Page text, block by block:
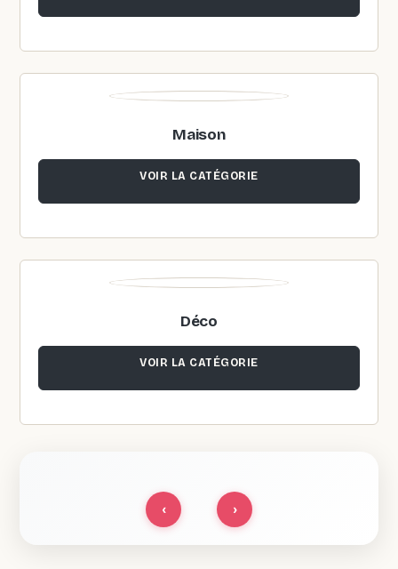
Maison
VOIR LA CATÉGORIE
Déco
VOIR LA CATÉGORIE
‹ ›